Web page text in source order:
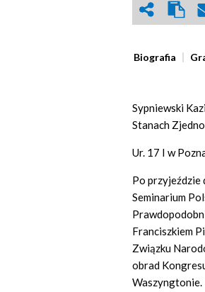
Biografia
Sypniewski
Stanach
Ur. 17 I w
Po przyjeździe
Seminarium
Franciszkiem
Związku
obrad
Waszyngtonie.